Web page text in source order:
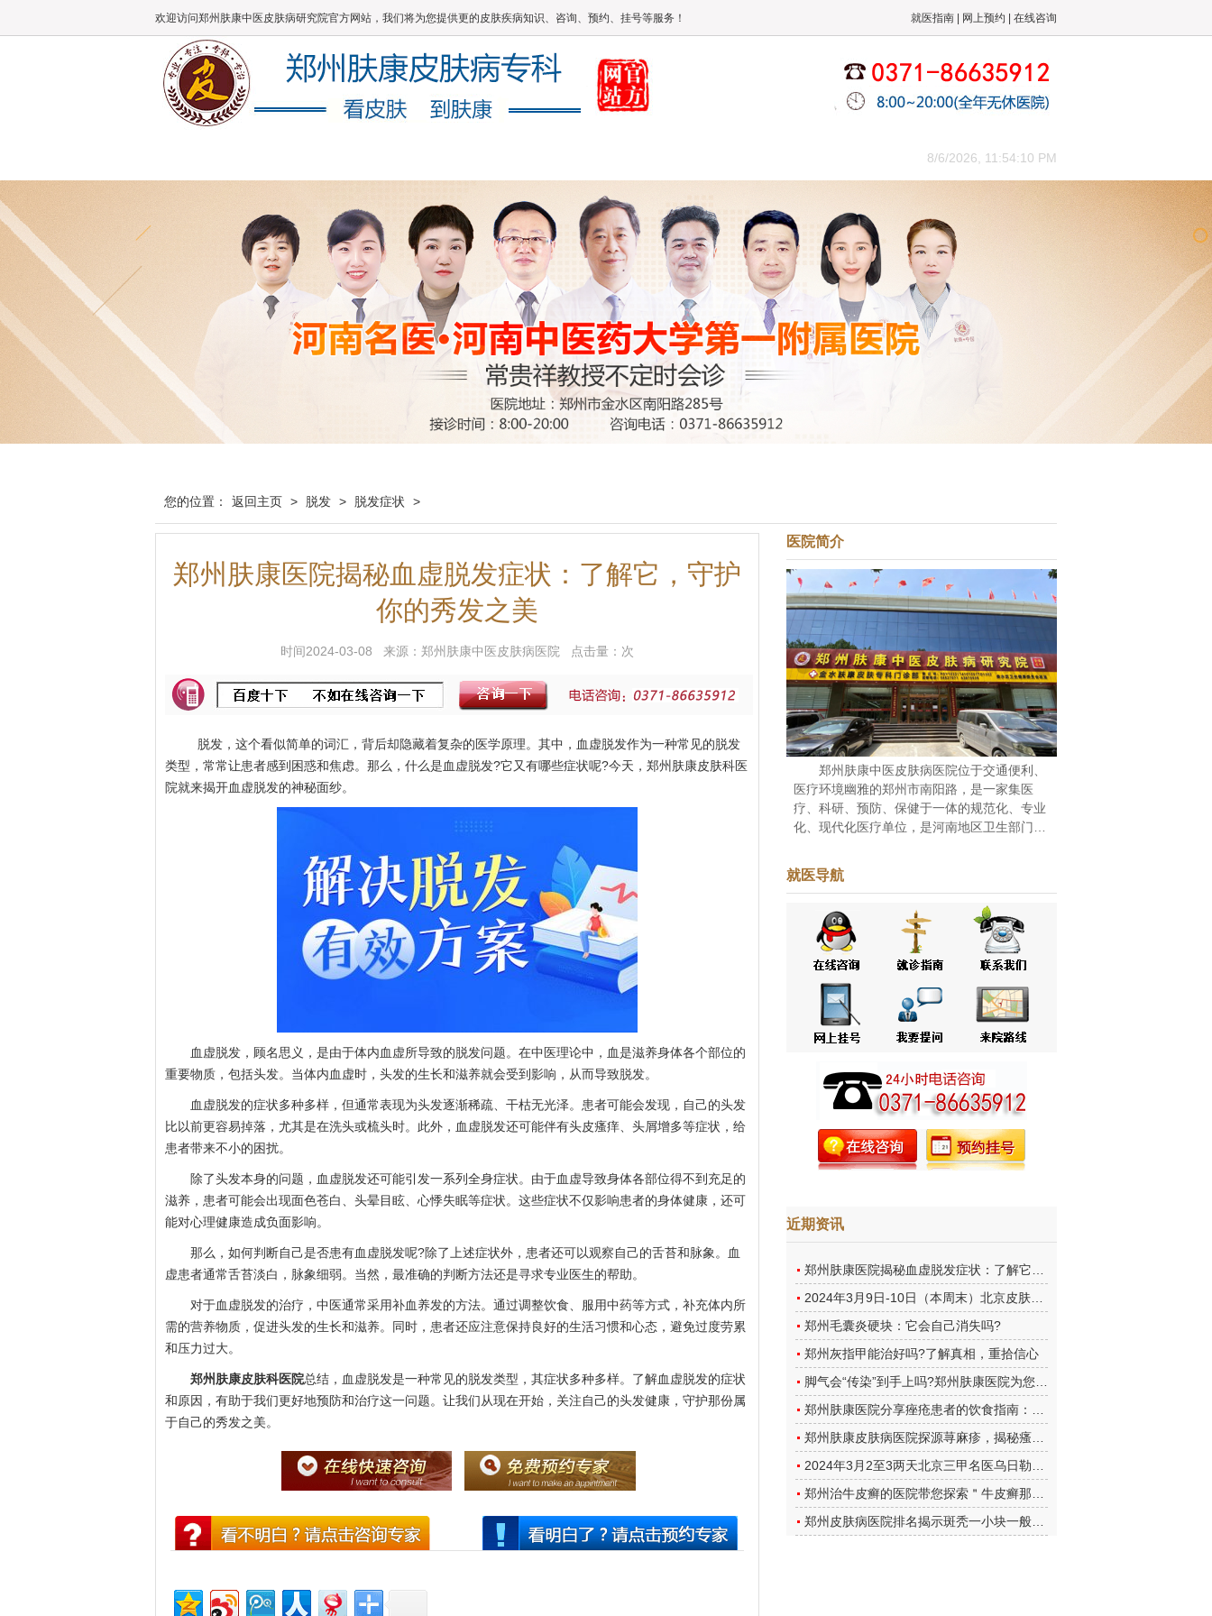
就医指南 网上预约 在线咨询
欢迎访问郑州肤康中医皮肤病研究院官方网站，我们将为您提供更的皮肤疾病知识、咨询、预约、挂号等服务！
8/6/2026, 11:54:11 PM
您的位置： 返回主页 > 脱发 > 脱发症状 >
郑州肤康医院揭秘血虚脱发症状：了解它，守护
你的秀发之美
时间2024-03-08 来源：郑州肤康中医皮肤病医院 点击量： 次
脱发，这个看似简单的词汇，背后却隐藏着复杂的医学原理。其中，血虚脱发作为一种常见的脱发
类型，常常让患者感到困惑和焦虑。那么，什么是血虚脱发?它又有哪些症状呢?今天，郑州肤康皮肤科医
院就来揭开血虚脱发的神秘面纱。
血虚脱发，顾名思义，是由于体内血虚所导致的脱发问题。在中医理论中，血是滋养身体各个部位的
重要物质，包括头发。当体内血虚时，头发的生长和滋养就会受到影响，从而导致脱发。
血虚脱发的症状多种多样，但通常表现为头发逐渐稀疏、干枯无光泽。患者可能会发现，自己的头发
比以前更容易掉落，尤其是在洗头或梳头时。此外，血虚脱发还可能伴有头皮瘙痒、头屑增多等症状，给
患者带来不小的困扰。
除了头发本身的问题，血虚脱发还可能引发一系列全身症状。由于血虚导致身体各部位得不到充足的
滋养，患者可能会出现面色苍白、头晕目眩、心悸失眠等症状。这些症状不仅影响患者的身体健康，还可
能对心理健康造成负面影响。
那么，如何判断自己是否患有血虚脱发呢?除了上述症状外，患者还可以观察自己的舌苔和脉象。血
虚患者通常舌苔淡白，脉象细弱。当然，最准确的判断方法还是寻求专业医生的帮助。
对于血虚脱发的治疗，中医通常采用补血养发的方法。通过调整饮食、服用中药等方式，补充体内所
需的营养物质，促进头发的生长和滋养。同时，患者还应注意保持良好的生活习惯和心态，避免过度劳累
和压力过大。
郑州肤康皮肤科医院总结，血虚脱发是一种常见的脱发类型，其症状多种多样。了解血虚脱发的症状
和原因，有助于我们更好地预防和治疗这一问题。让我们从现在开始，关注自己的头发健康，守护那份属
于自己的秀发之美。
医院简介
郑州肤康中医皮肤病医院位于交通便利、
医疗环境幽雅的郑州市南阳路，是一家集医
疗、科研、预防、保健于一体的规范化、专业
化、现代化医疗单位，是河南地区卫生部门批
于白癜风、牛皮癣等皮肤病的研究和治疗。随
着改革...[点击阅读]
就医导航
近期资讯
郑州毛囊炎硬块：它会自己消失吗?
郑州灰指甲能治好吗?了解真相，重拾信心